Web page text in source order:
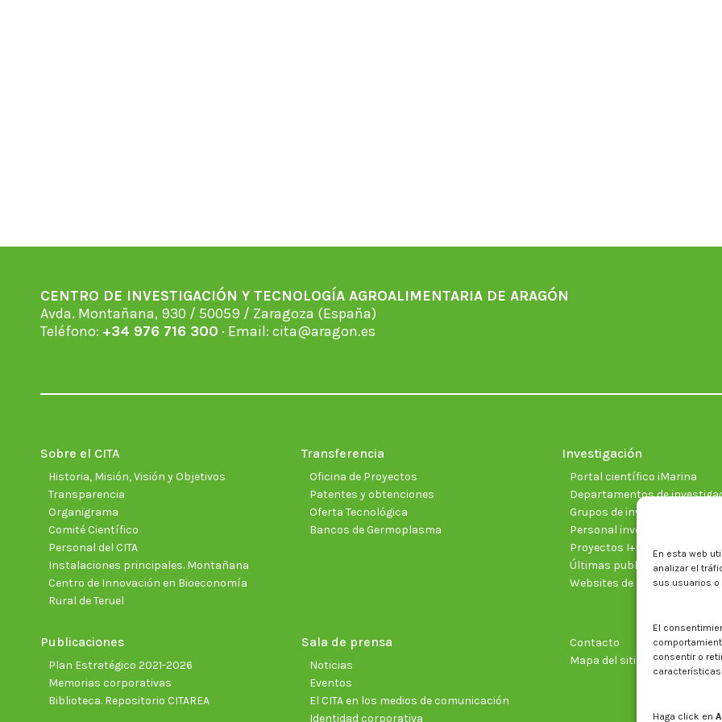
En esta web
analizar el
sus usuarios
El
consentir o
Haga click en
CENTRO DE INVESTIGACIÓN Y TECNOLOGÍA AGROALIMENTARIA DE ARAGÓN
Avda. Montañana, 930 / 50059 / Zaragoza (España)
Teléfono: +34 976 716 300 · Email: cita@aragon.es
Sobre el CITA
Historia, Misión, Visión y Objetivos
Transparencia
Organigrama
Comité Científico
Personal del CITA
Instalaciones principales. Montañana
Centro de Innovación en Bioeconomía
Rural de Teruel
Transferencia
Oficina de Proyectos
Patentes y obtenciones
Oferta Tecnológica
Bancos de Germoplasma
Investigación
Portal científico iMarina
Departamentos de
Grupos de investigación
Personal investigador
Proyectos I+D+I vigentes
Últimas publicaciones
Websites de proyectos
Publicaciones
Plan Estratégico 2021-2026
Memorias corporativas
Biblioteca. Repositorio CITAREA
Sala de prensa
Noticias
Eventos
El CITA en los medios de comunicación
Identidad corporativa
Contacto
Mapa del sitio web